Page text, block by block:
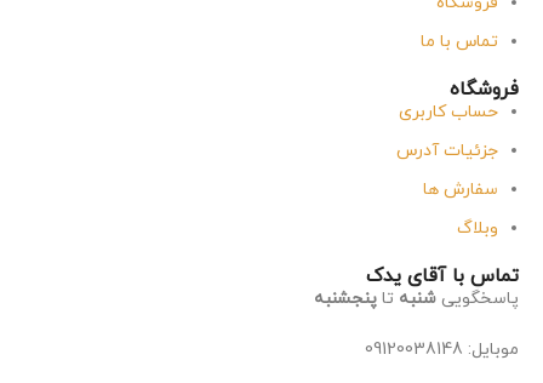
تماس با ما
فروشگاه
حساب کاربری
جزئیات آدرس
سفارش ها
وبلاگ
تماس با آقای یدک
پاسخگویی شنبه تا پنجشنبه
موبایل: 09120038148